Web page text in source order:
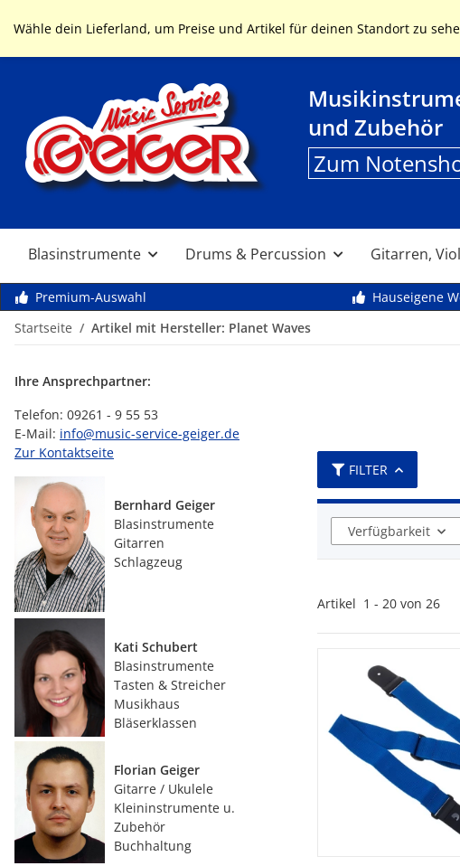
Wähle dein Lieferland, um Preise und Artikel für deinen Standort zu
Service & Hilfe
und Zubehör
Zum
Blasinstrumente Drums & Percussion Gitarren,
Premium-Auswahl Hauseigene
Startseite
Artikel mit Hersteller: Planet Waves
FILTER
Verfügbarkeit
Artikel 1 - 20 von 26
Ihre Ansprechpartner:
Telefon: 09261 - 9 55 53
E-Mail: info@music-service-geiger.de
Zur Kontaktseite
Bernhard Geiger
Blasinstrumente
Gitarren
Schlagzeug
Kati Schubert
Blasinstrumente
Tasten & Streicher
Musikhaus
Bläserklassen
Florian Geiger
Gitarre / Ukulele
Kleininstrumente u.
Zubehör
Buchhaltung